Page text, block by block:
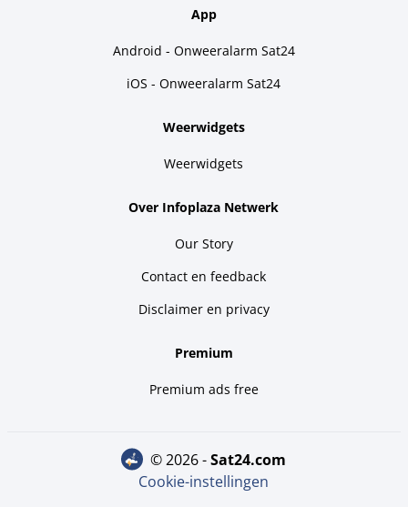
App
Android - Onweeralarm Sat24
iOS - Onweeralarm Sat24
Weerwidgets
Weerwidgets
Over Infoplaza Netwerk
Our Story
Contact en feedback
Disclaimer en privacy
Premium
Premium ads free
© 2026 - sat24.com
Cookie-instellingen